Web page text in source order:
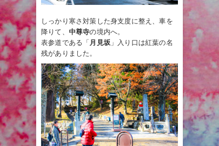
しっかり寒さ対策した身支度に整え、車を
降りて、 中尊寺の境内へ。
表参道である「 月見坂 」入り口は紅葉の名
残がありました。